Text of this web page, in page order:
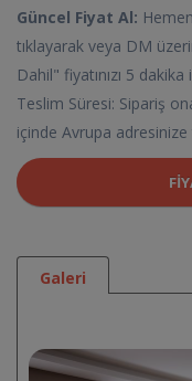
Güncel Fiyat Al:
tıklayarak veya DM
Dahil" fiyatınızı 5
Teslim Süresi: Sipariş
içinde Avrupa adresinize
Galeri